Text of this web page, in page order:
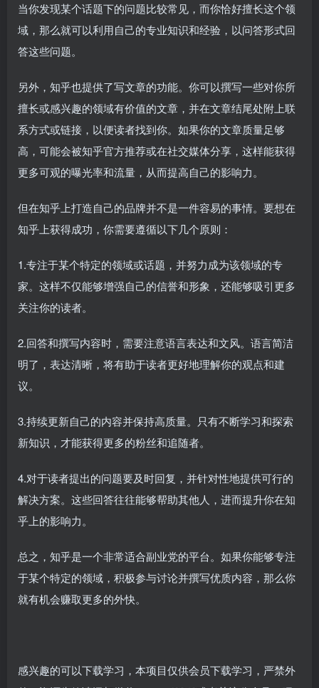
当你发现某个话题下的问题比较常见，而你恰好擅长这个领
域，那么就可以利用自己的专业知识和经验，以问答形式回
答这些问题。
另外，知乎也提供了写文章的功能。你可以撰写一些对你所
擅长或感兴趣的领域有价值的文章，并在文章结尾处附上联
系方式或链接，以便读者找到你。如果你的文章质量足够
高，可能会被知乎官方推荐或在社交媒体分享，这样能获得
更多可观的曝光率和流量，从而提高自己的影响力。
但在知乎上打造自己的品牌并不是一件容易的事情。要想在
知乎上获得成功，你需要遵循以下几个原则：
1.专注于某个特定的领域或话题，并努力成为该领域的专
家。这样不仅能够增强自己的信誉和形象，还能够吸引更多
关注你的读者。
2.回答和撰写内容时，需要注意语言表达和文风。语言简洁
明了，表达清晰，将有助于读者更好地理解你的观点和建
议。
3.持续更新自己的内容并保持高质量。只有不断学习和探索
新知识，才能获得更多的粉丝和追随者。
4.对于读者提出的问题要及时回复，并针对性地提供可行的
解决方案。这些回答往往能够帮助其他人，进而提升你在知
乎上的影响力。
总之，知乎是一个非常适合副业党的平台。如果你能够专注
于某个特定的领域，积极参与讨论并撰写优质内容，那么你
就有机会赚取更多的外快。
感兴趣的可以下载学习，本项目仅供会员下载学习，严禁外